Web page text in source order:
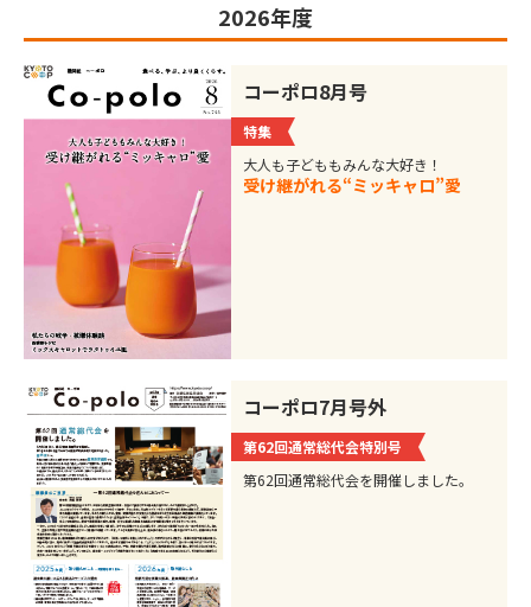
2026年度
コーポロ8月号
特集
大人も子どももみんな大好き！
受け継がれる“ミッキャロ”愛
コーポロ7月号外
第62回通常総代会特別号
第62回通常総代会を開催しました。